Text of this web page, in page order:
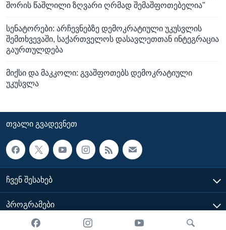
შორის წაშლილი ზღვარი ღრმად შემაშფოთებელია"
სენატორები: არჩევნებზე დემოკრატიული უკუსვლის
შემთხვევაში, საქართველოს დასავლეთთან ინტეგრაცია
გაურთულდება
მიქსი და მაკკოლი: გვაშფოთებს დემოკრატიული
უკუსვლა
ᲗᲕᲐᲚᲘ ᲒᲕᲐᲓᲔᲕᲜᲔᲗ
ᲩᲕᲔᲜ ᲨᲔᲡᲐᲮᲔᲑ
ᲞᲠᲝᲒᲠᲐᲛᲔᲑᲘ